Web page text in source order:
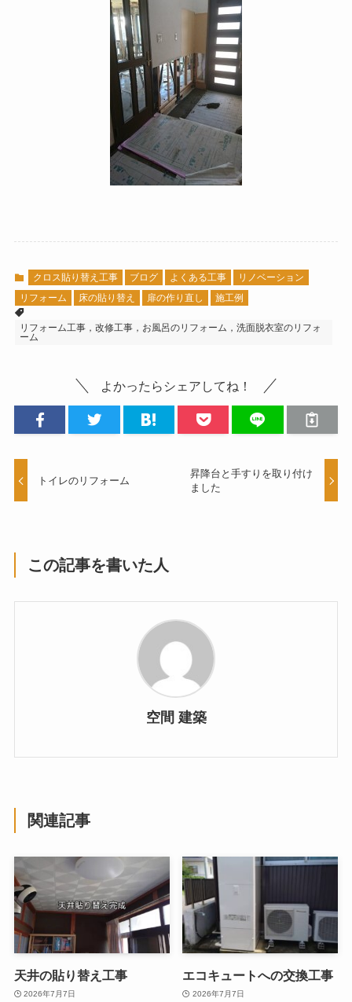
クロス貼り替え工事 ブログ よくある工事
リノベーション
リフォーム
床の貼り替え 扉の作り直し 施工例
リフォーム工事，改修工事，お風呂のリフォーム，洗面脱衣室のリフォ
ーム
よかったらシェアしてね！
トイレのリフォーム
昇降台と手すりを取り付け
ました
この記事を書いた人
空間 建築
関連記事
天井の貼り替え工事
2026年7月7日
エコキュートへの交換工事
2026年7月7日